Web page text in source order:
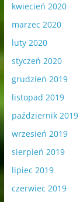
kwiecień 2020
marzec 2020
luty 2020
styczeń 2020
grudzień 2019
listopad 2019
październik 2019
wrzesień 2019
sierpień 2019
lipiec 2019
czerwiec 2019